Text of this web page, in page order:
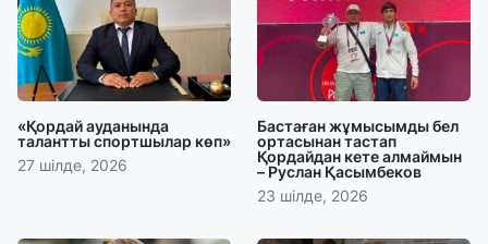
«Қордай ауданында
талантты спортшылар көп»
27 шілде, 2026
Бастаған жұмысымды бел
ортасынан тастап
Қордайдан кете алмаймын
– Руслан Қасымбеков
23 шілде, 2026